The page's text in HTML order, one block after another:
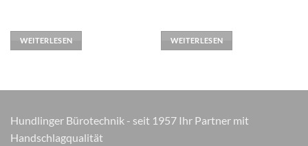
WEITERLESEN WEITERLESEN
Hundlinger Bürotechnik - seit 1957 Ihr Partner mit
Handschlagqualität